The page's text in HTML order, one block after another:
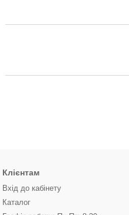
Клієнтам
Вхід до кабінету
Каталог